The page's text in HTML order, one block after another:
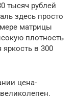
тысяч рублей
здесь просто
матрицы
плотность
в 300
цена-